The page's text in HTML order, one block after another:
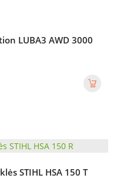
LUBA3 AWD 3000
STIHL HSA 150 T